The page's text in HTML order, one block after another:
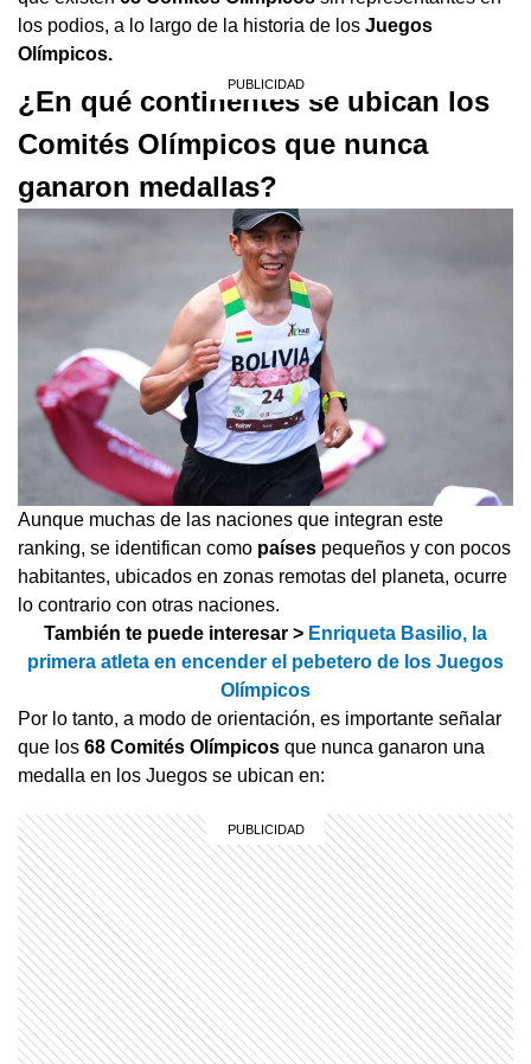
los podios, a lo largo de la historia de los Juegos
Olímpicos.
¿En qué continentes se ubican los
Comités Olímpicos que nunca
ganaron medallas?
Aunque muchas de las naciones que integran este
ranking, se identifican como países pequeños y con pocos
habitantes, ubicados en zonas remotas del planeta, ocurre
lo contrario con otras naciones.
También te puede interesar > Enriqueta Basilio, la
primera atleta en encender el pebetero de los Juegos
Olímpicos
Por lo tanto, a modo de orientación, es importante señalar
que los 68 Comités Olímpicos que nunca ganaron una
medalla en los Juegos se ubican en: